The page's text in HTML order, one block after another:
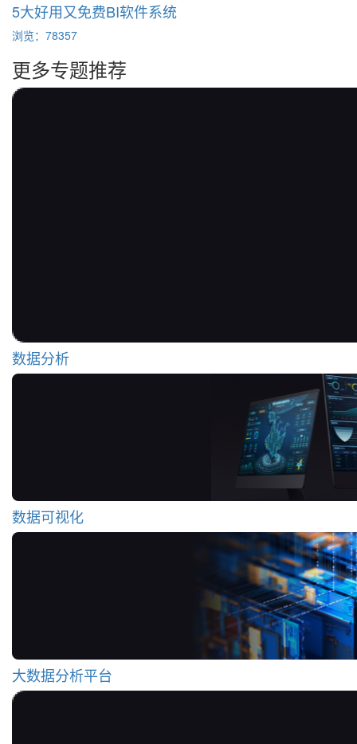
5大好用又免费BI软件系统
浏览：78357
更多专题推荐
数据分析
数据可视化
大数据分析平台